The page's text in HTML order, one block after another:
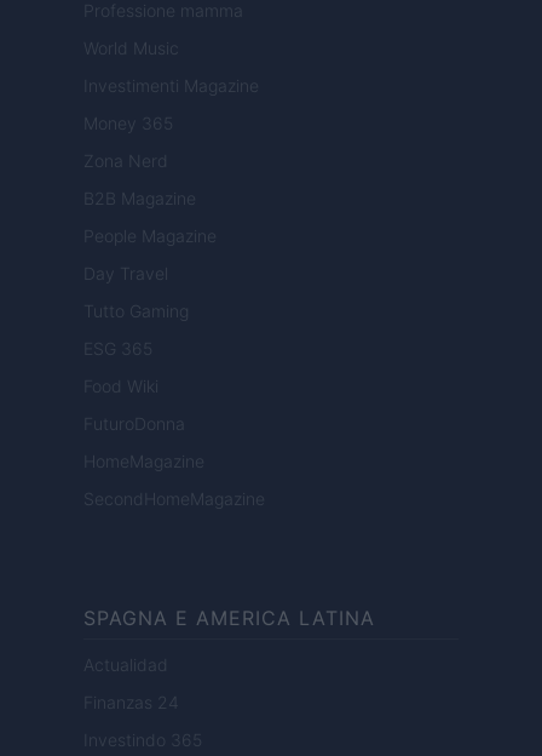
Professione mamma
World Music
Investimenti Magazine
Money 365
Zona Nerd
B2B Magazine
People Magazine
Day Travel
Tutto Gaming
ESG 365
Food Wiki
FuturoDonna
HomeMagazine
SecondHomeMagazine
SPAGNA E AMERICA LATINA
Actualidad
Finanzas 24
Investindo 365